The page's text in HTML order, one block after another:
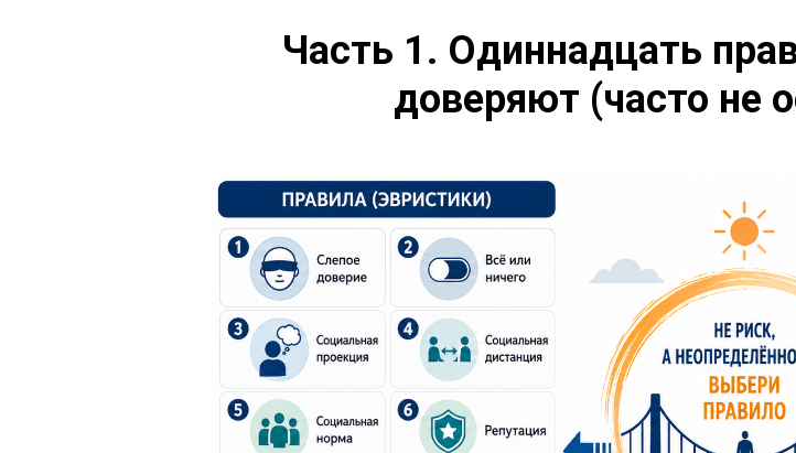
Часть 1. Одиннадцать
доверяют (часто не